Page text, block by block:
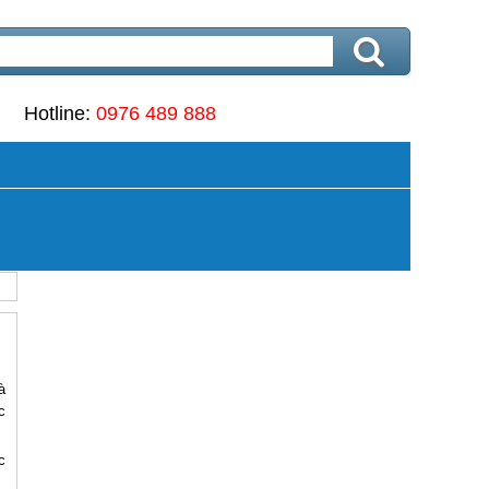
Hotline: 0976 489 888